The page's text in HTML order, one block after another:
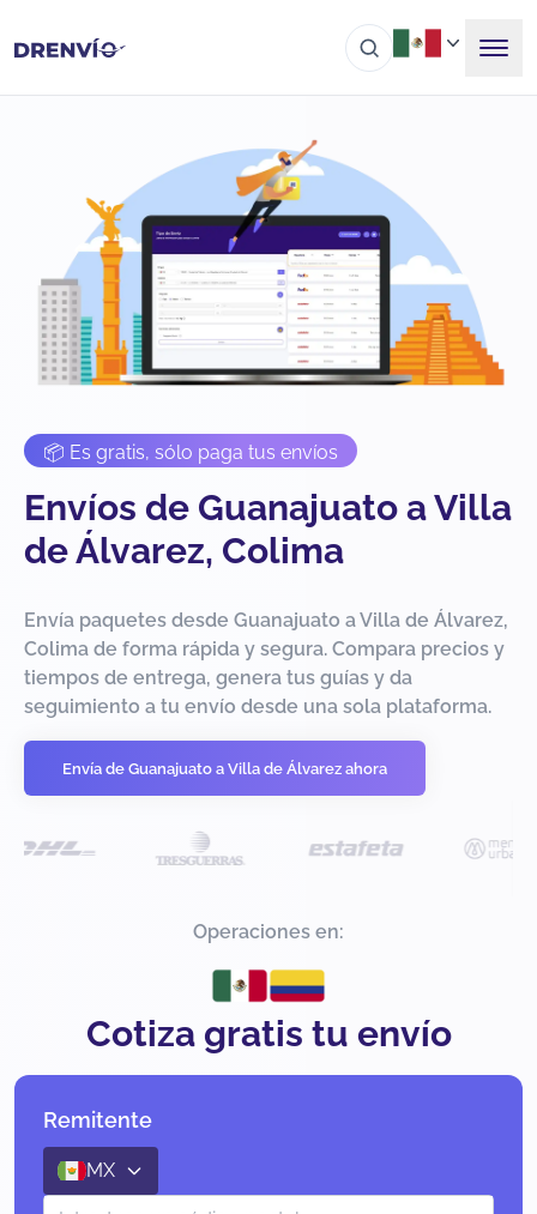
📦 Es gratis, sólo paga tus envíos
Envíos de Guanajuato a Villa
de Álvarez, Colima
Envía paquetes desde Guanajuato a Villa de Álvarez,
Colima de forma rápida y segura. Compara precios y
tiempos de entrega, genera tus guías y da
seguimiento a tu envío desde una sola plataforma.
Envía de Guanajuato a Villa de Álvarez ahora
Operaciones en:
Cotiza gratis tu envío
Remitente
MX